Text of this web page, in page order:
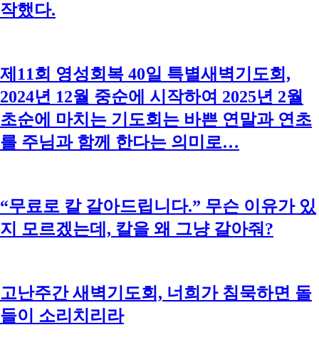
작했다.
제11회 영성회복 40일 특별새벽기도회,
2024년 12월 중순에 시작하여 2025년 2월
초순에 마치는 기도회는 바쁜 연말과 연초
를 주님과 함께 한다는 의미로…
“무료로 칼 갈아드립니다.” 무슨 이유가 있
지 모르겠는데, 칼을 왜 그냥 갈아줘?
고난주간 새벽기도회, 너희가 침묵하면 돌
들이 소리치리라